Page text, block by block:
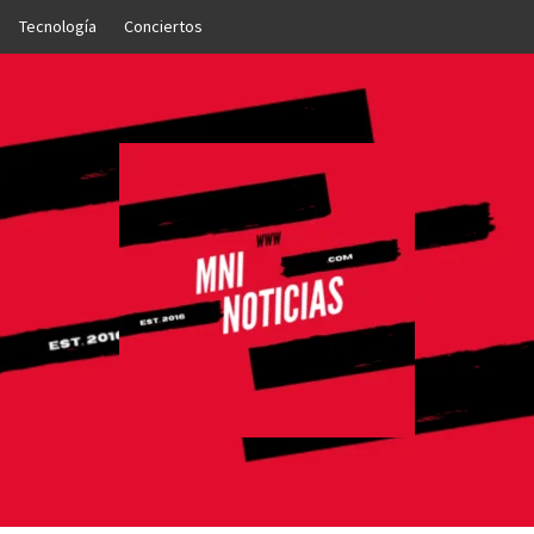
Tecnología Conciertos